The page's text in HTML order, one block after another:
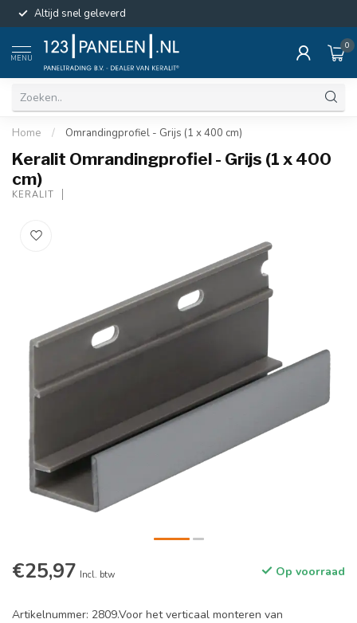
Altijd snel geleverd
MENU
0
Home / Omrandingprofiel - Grijs (1 x 400 cm)
Keralit Omrandingprofiel - Grijs (1 x 400
cm)
KERALIT
€25,97 Incl. btw Op voorraad
Artikelnummer: 2809.Voor het verticaal monteren van